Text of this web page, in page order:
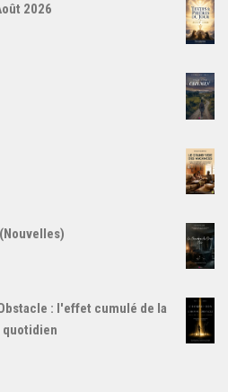
2026
: l'effet cumulé de la